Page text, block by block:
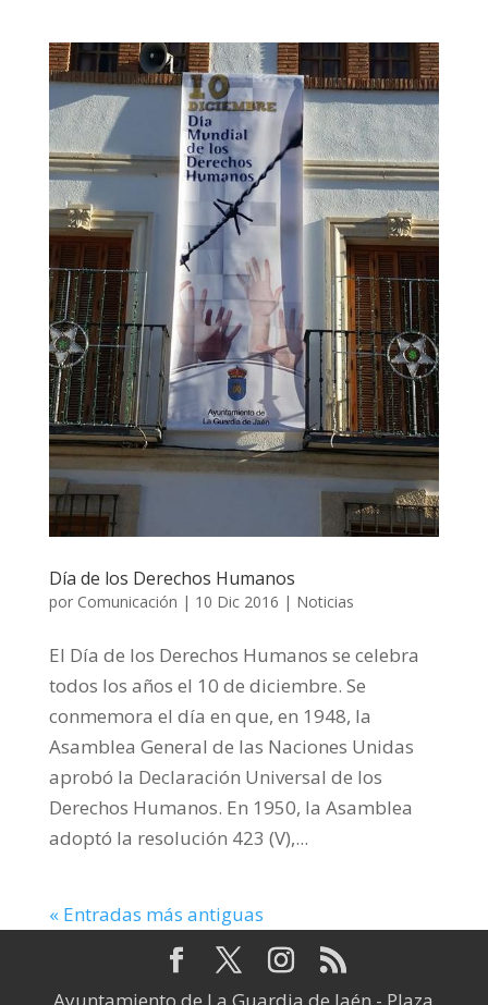
Día de los Derechos Humanos
por Comunicación | 10 Dic 2016 | Noticias
El Día de los Derechos Humanos se celebra
todos los años el 10 de diciembre. Se
conmemora el día en que, en 1948, la
Asamblea General de las Naciones Unidas
aprobó la Declaración Universal de los
Derechos Humanos. En 1950, la Asamblea
adoptó la resolución 423 (V),...
« Entradas más antiguas